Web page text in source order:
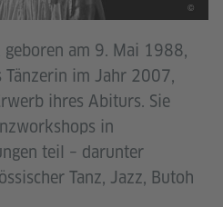
geboren am 9. Mai 1988,
Tänzerin im Jahr 2007,
ihres Abiturs. Sie
in
teil – darunter
Tanz, Jazz, Butoh
©